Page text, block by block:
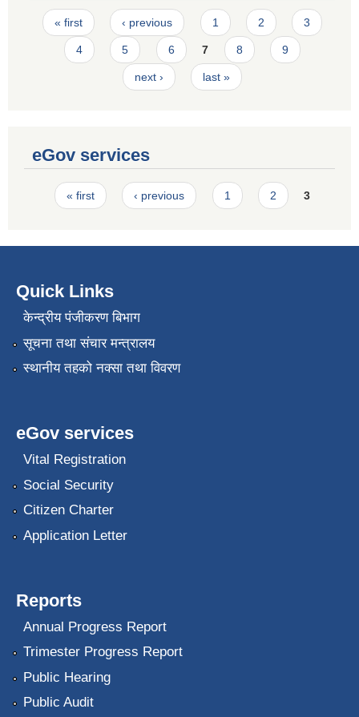
Pages
« first ‹ previous 1 2 3
4 5 6 7 8 9
next › last »
eGov services
Pages
« first ‹ previous 1 2 3
Quick Links
केन्द्रीय पंजीकरण बिभाग
सूचना तथा संचार मन्त्रालय
स्थानीय तहको नक्सा तथा विवरण
eGov services
Vital Registration
Social Security
Citizen Charter
Application Letter
Reports
Annual Progress Report
Trimester Progress Report
Public Hearing
Public Audit